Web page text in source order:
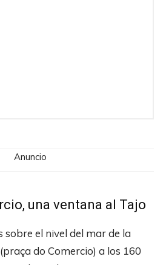
Anuncio
una ventana al Tajo
sobre el nivel del mar de la
do Comercio) a los 160